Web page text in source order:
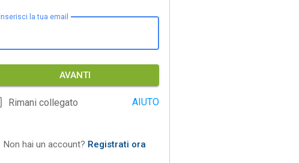
Inserisci la tua email
AVANTI
Rimani collegato AIUTO
Non hai un account? Registrati ora